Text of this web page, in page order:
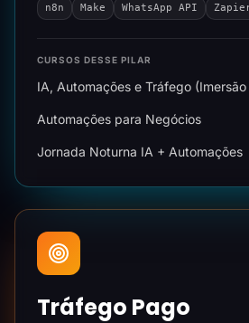
n8n Make WhatsApp API
CURSOS DESSE PILAR
IA, Automações e Tráfego
Automações para Negócios
Jornada Noturna IA + Automações
Tráfego Pago